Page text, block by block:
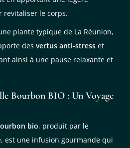
revitaliser le corps.
plante typique de La Réunion,
des vertus anti-stress et
ainsi à une pause relaxante et
Bourbon BIO : Un Voyage
bio, produit par le
est une infusion gourmande qui